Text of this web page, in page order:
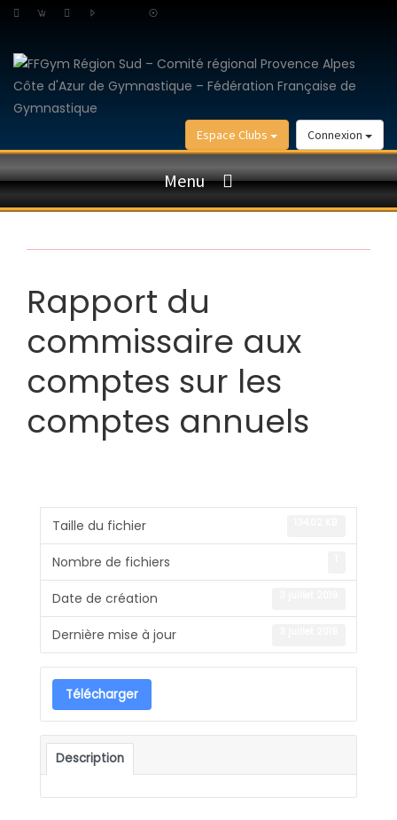
Connexion
Espace Clubs
Menu
Rapport du
commissaire aux
comptes sur les
comptes annuels
Taille du fichier
Nombre de fichiers
Date de création
Dernière mise à jour
Télécharger
Description